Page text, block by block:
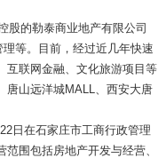
股的勒泰商业地产有限公司
等。目前，经过近几年快速
互联网金融、文化旅游项目等
唐山远洋城MALL、西安大唐
日在石家庄市工商行政管理
围包括房地产开发与经营、